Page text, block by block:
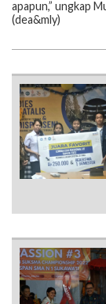
apapun,” ungkap
(dea&mly)